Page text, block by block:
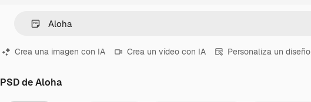
Crea una imagen con IA Crea un vídeo con IA Personaliza un diseño
PSD de Aloha